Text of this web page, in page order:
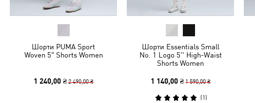
Шорти PUMA Sport
Woven 5" Shorts Women
1 240,00 ₴ 2 490,00 ₴
Шорти Essentials Small
No. 1 Logo 5'' High-Waist
Shorts Women
1 140,00 ₴ 1 590,00 ₴
(1 )